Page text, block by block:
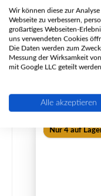
nicht
Nur 4 auf
Wir können diese zur
Webseite zu verbessern,
großartiges Webseiten-
uns verwendeten Cookies
Die Daten werden zum
Messung der Wirksamkeit
mit Google LLC geteilt
Alle akzeptieren